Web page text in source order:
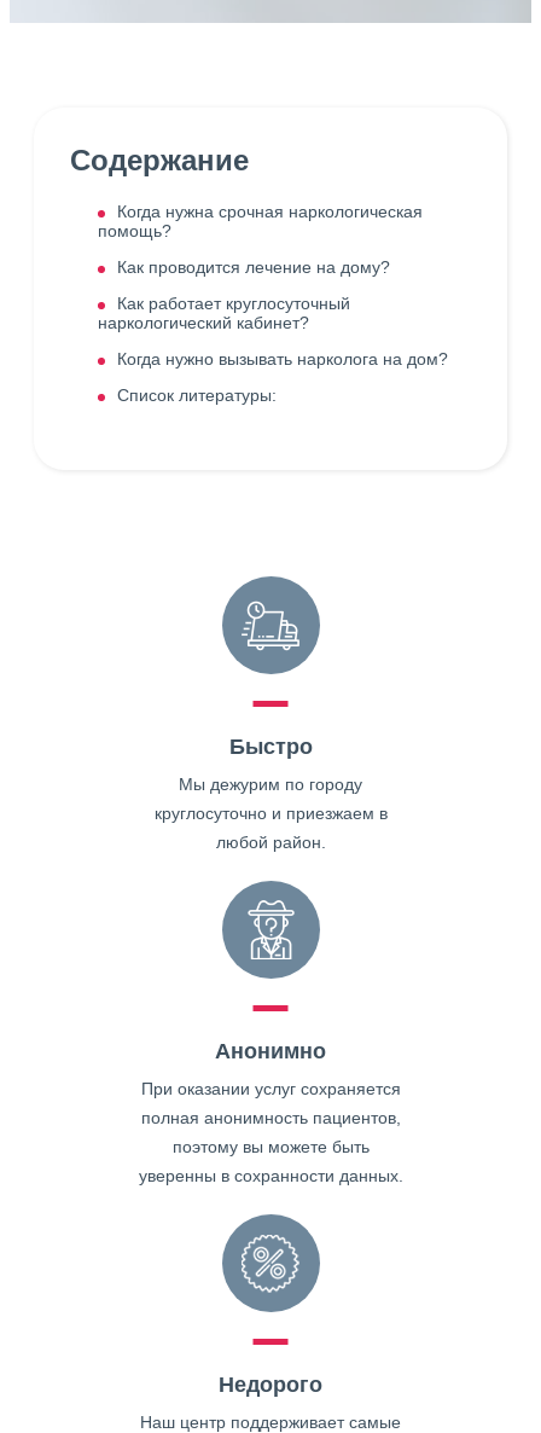
Содержание
Когда нужна срочная наркологическая
помощь?
Как проводится лечение на дому?
Как работает круглосуточный
наркологический кабинет?
Когда нужно вызывать нарколога на дом?
Список литературы:
Быстро
Мы дежурим по городу
круглосуточно и приезжаем в
любой район.
Анонимно
При оказании услуг сохраняется
полная анонимность пациентов,
поэтому вы можете быть
уверенны в сохранности данных.
Недорого
Наш центр поддерживает самые